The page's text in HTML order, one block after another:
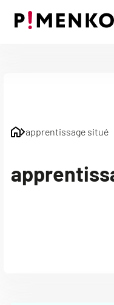
apprentissage situé